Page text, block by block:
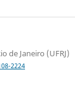
de Janeiro (UFRJ)
2224